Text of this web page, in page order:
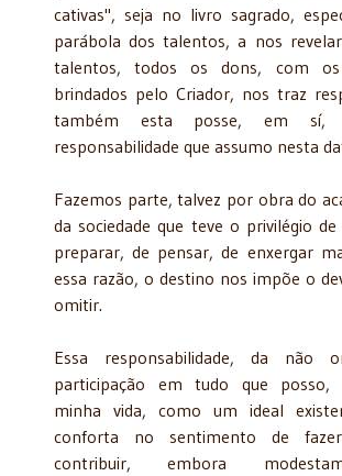
cativas", seja no livro sagrado,
parábola dos talentos, a nos
talentos, todos os dons, com
brindados pelo Criador, nos traz
também esta posse, em sí,
responsabilidade que assumo nesta
Fazemos parte, talvez por obra do
da sociedade que teve o privilégio
preparar, de pensar, de enxergar
essa razão, o destino nos impõe o
omitir.
Essa responsabilidade, da não
participação em tudo que posso,
minha vida, como um ideal
conforta no sentimento de
contribuir, embora